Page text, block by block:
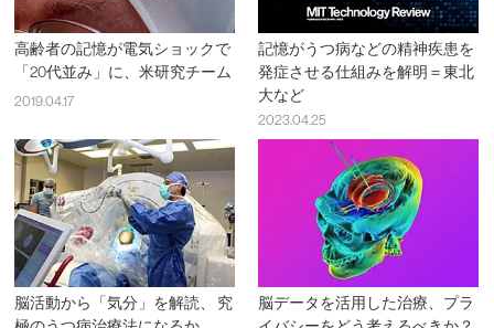
高齢者の記憶が電気ショックで
「20代並み」に、米研究チーム
2019.04.17
記憶がうつ病などの精神疾患を
発症させる仕組みを解明＝東北
大など
2023.04.25
脳活動から「気分」を解読、 究
脳データを活用した治療、プラ